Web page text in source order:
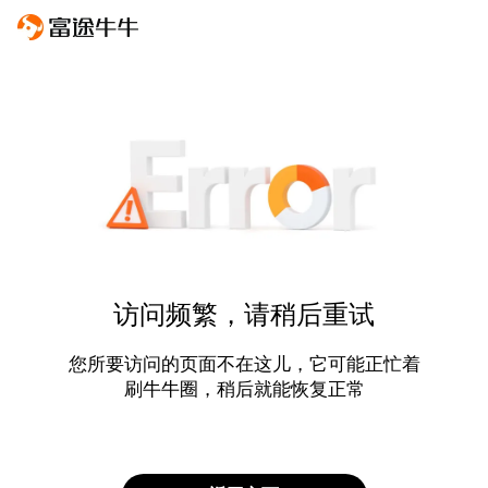
访问频繁，请稍后重试
您所要访问的页面不在这儿，它可能正忙着
刷牛牛圈，稍后就能恢复正常